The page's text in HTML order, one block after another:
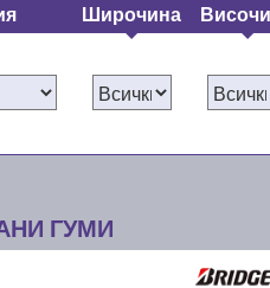
Широчина
ГУМИ